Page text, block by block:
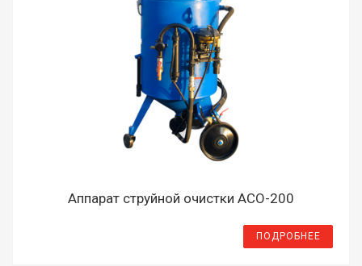
Аппарат струйной очистки АСО-200
ПОДРОБНЕЕ